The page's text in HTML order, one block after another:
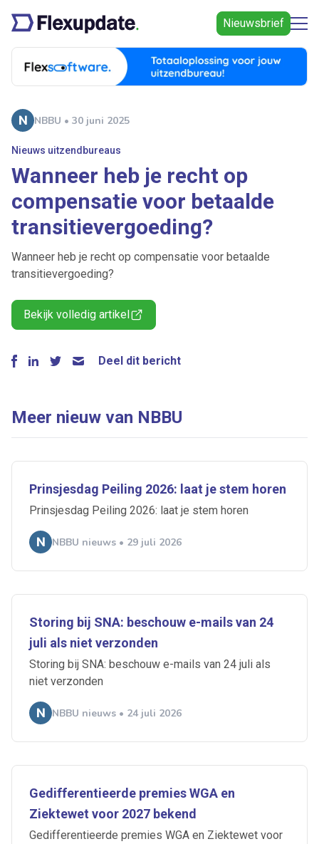
Nieuwsbrief
NBBU • 30 juni 2025
Nieuws uitzendbureaus
Wanneer heb je recht op
compensatie voor betaalde
transitievergoeding?
Wanneer heb je recht op compensatie voor betaalde
transitievergoeding?
Bekijk volledig artikel
Deel dit bericht
Meer nieuw van NBBU
Prinsjesdag Peiling 2026: laat je stem horen
Prinsjesdag Peiling 2026: laat je stem horen
NBBU nieuws • 29 juli 2026
Storing bij SNA: beschouw e-mails van 24
juli als niet verzonden
Storing bij SNA: beschouw e-mails van 24 juli als
niet verzonden
NBBU nieuws • 24 juli 2026
Gedifferentieerde premies WGA en
Ziektewet voor 2027 bekend
Gedifferentieerde premies WGA en Ziektewet voor